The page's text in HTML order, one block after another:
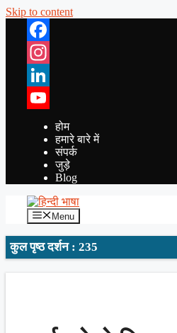
Skip to content
Facebook
Instagram
LinkedIn
YouTube
होम
हमारे बारे में
संपर्क
जुड़े
Blog
Menu
कुल पृष्ठ दर्शन : 235